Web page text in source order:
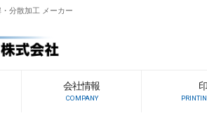
分散加工 メーカー
会社情報
COMPANY